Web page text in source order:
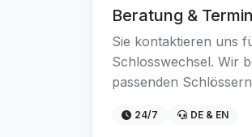
Beratung &
Sie kontaktieren uns
Schlosswechsel. Wir
passenden
24/7 DE & EN